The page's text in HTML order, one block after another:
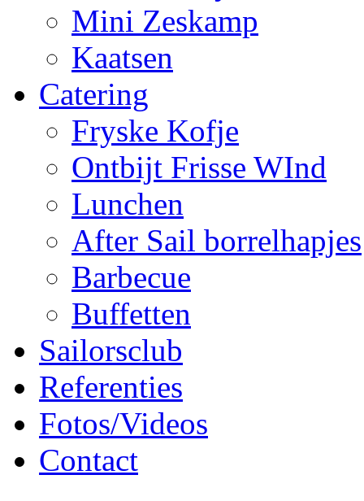
Mini Zeskamp
Kaatsen
Catering
Fryske Kofje
Ontbijt Frisse WInd
Lunchen
After Sail borrelhapjes
Barbecue
Buffetten
Sailorsclub
Referenties
Fotos/Videos
Contact